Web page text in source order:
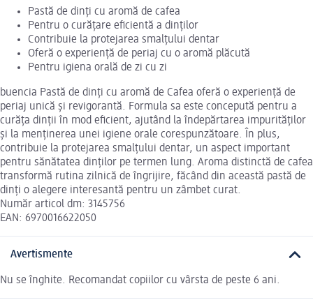
Pastă de dinți cu aromă de cafea
Pentru o curățare eficientă a dinților
Contribuie la protejarea smalțului dentar
Oferă o experiență de periaj cu o aromă plăcută
Pentru igiena orală de zi cu zi
buencia Pastă de dinți cu aromă de Cafea oferă o experiență de
periaj unică și revigorantă. Formula sa este concepută pentru a
curăța dinții în mod eficient, ajutând la îndepărtarea impurităților
și la menținerea unei igiene orale corespunzătoare. În plus,
contribuie la protejarea smalțului dentar, un aspect important
pentru sănătatea dinților pe termen lung. Aroma distinctă de cafea
transformă rutina zilnică de îngrijire, făcând din această pastă de
dinți o alegere interesantă pentru un zâmbet curat.
Număr articol dm: 3145756
EAN: 6970016622050
Avertismente
Nu se înghite. Recomandat copiilor cu vârsta de peste 6 ani.